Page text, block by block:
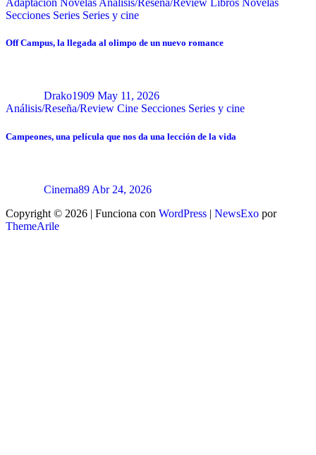
Adaptación Novelas Análisis/Reseña/Review Libros Novelas
Secciones Series Series y cine
Off Campus, la llegada al olimpo de un nuevo romance
Drako1909 May 11, 2026
Análisis/Reseña/Review Cine Secciones Series y cine
Campeones, una película que nos da una lección de la vida
Cinema89 Abr 24, 2026
Copyright © 2026 | Funciona con WordPress | NewsExo por
ThemeArile